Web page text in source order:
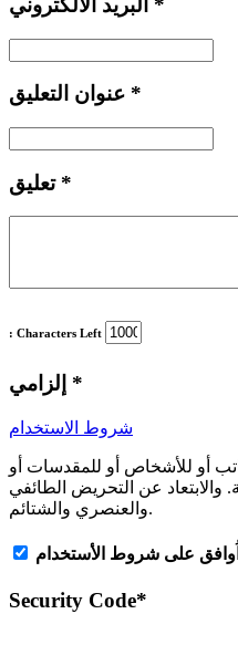
*
*
تعليق *
: Characters Left
*
شروط الاستخدام
أو للأشخاص أو للمقدسات أو
والابتعاد عن التحريض الطائفي
والعنصري والشتائم.
اُوافق على شروط الأستخدام
Security Code*